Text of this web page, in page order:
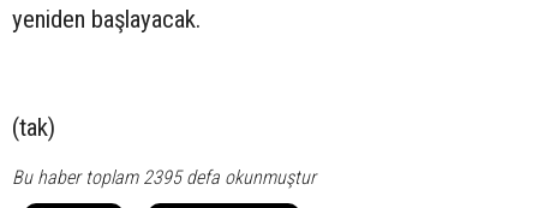
yeniden başlayacak.
(tak)
Bu haber toplam 2395 defa okunmuştur